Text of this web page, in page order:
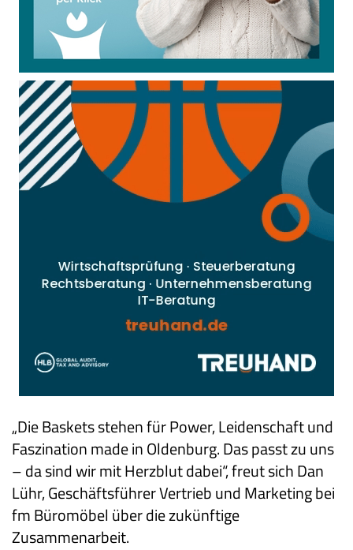
„Die Baskets stehen für Power, Leidenschaft und
Faszination made in Oldenburg. Das passt zu uns
– da sind wir mit Herzblut dabei“, freut sich Dan
Lühr, Geschäftsführer Vertrieb und Marketing bei
fm Büromöbel über die zukünftige
Zusammenarbeit.